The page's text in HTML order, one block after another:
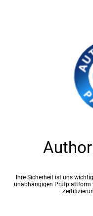
Ihre Sicherheit ist uns
unabhängigen Prüfplattform